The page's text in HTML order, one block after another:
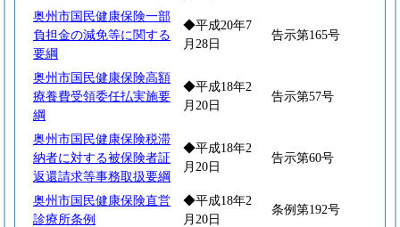
奥州市国民健康保険一部
負担金の減免等に関する
要綱
◆平成20年7
月28日
告示第165号
奥州市国民健康保険高額
療養費受領委任払実施要
綱
◆平成18年2
月20日
告示第57号
奥州市国民健康保険税滞
納者に対する被保険者証
返還請求等事務取扱要綱
◆平成18年2
月20日
告示第60号
奥州市国民健康保険直営
診療所条例
◆平成18年2
月20日
条例第192号